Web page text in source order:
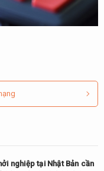
nghiệp tại Nhật Bản cần